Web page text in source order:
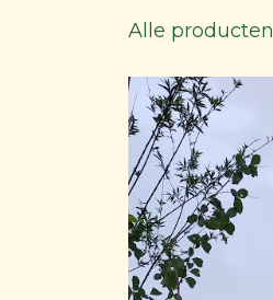
Alle producten